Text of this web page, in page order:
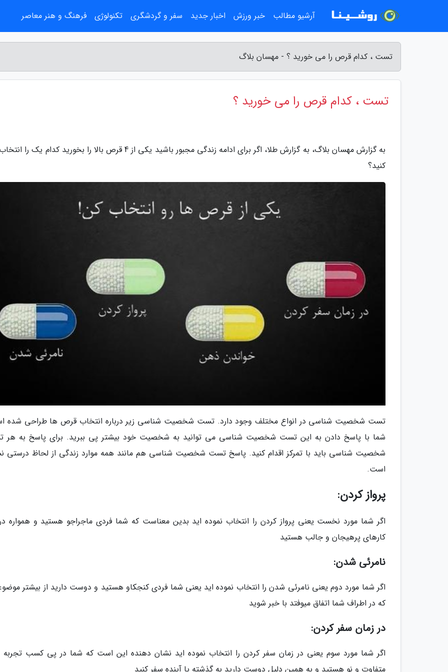
تست ، کدام قرص را می خورید ؟ - مهسان بلاگ
تست ، کدام قرص را می خورید ؟
به گزارش مهسان بلاگ، به گزارش طلا، اگر برای ادامه زندگی مجبور باشید یکی از 4 قرص بالا را بخورید کدام
کنید؟
تست شخصیت شناسی در انواع مختلف وجود دارد. تست شخصیت شناسی زیر درباره انتخاب قرص ها طراحی شده
شما با پاسخ دادن به این تست شخصیت شناسی می توانید به شخصیت خود بیشتر پی ببرید. برای پاسخ به هر
شخصیت شناسی باید با تمرکز اقدام کنید. پاسخ تست شخصیت شناسی هم مانند همه موارد زندگی از لحاظ درستی
است.
پرواز کردن:
اگر شما مورد نخست یعنی پرواز کردن را انتخاب نموده اید بدین معناست که شما فردی ماجراجو هستید و همواره
کارهای پرهیجان و جالب هستید
نامرئی شدن:
اگر شما مورد دوم یعنی نامرئی شدن را انتخاب نموده اید یعنی شما فردی کنجکاو هستید و دوست دارید از بیشتر
که در اطراف شما اتفاق میوفتد با خبر شوید
در زمان سفر کردن:
اگر شما مورد سوم یعنی در زمان سفر کردن را انتخاب نموده اید نشان دهنده این است که شما در پی کسب
متفاوت و نو هستید و به همین دلیل دوست دارید به گذشته یا آینده سفر کنید
آرشیو مطالب خبر ورزش اخبار جدید سفر و گردشگری تکنولوژی فرهنگ و هنر معاصر